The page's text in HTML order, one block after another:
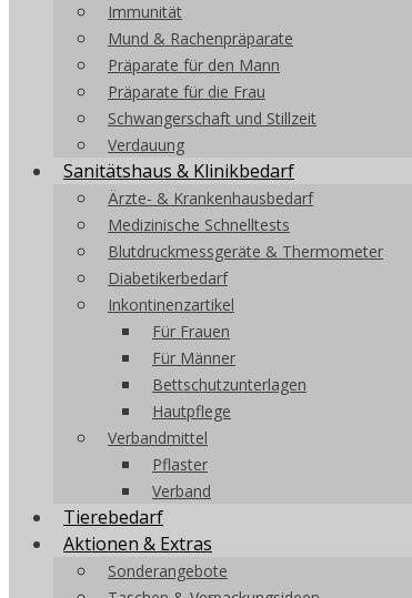
Immunität
Mund & Rachenpräparate
Präparate für den Mann
Präparate für die Frau
Schwangerschaft und Stillzeit
Verdauung
Sanitätshaus & Klinikbedarf
Ärzte- & Krankenhausbedarf
Medizinische Schnelltests
Blutdruckmessgeräte & Thermometer
Diabetikerbedarf
Inkontinenzartikel
Für Frauen
Für Männer
Bettschutzunterlagen
Hautpflege
Verbandmittel
Pflaster
Verband
Tierebedarf
Aktionen & Extras
Sonderangebote